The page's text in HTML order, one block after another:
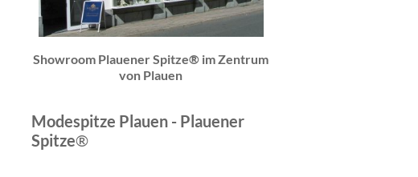
Showroom Plauener Spitze® im Zentrum
von Plauen
Modespitze Plauen - Plauener
Spitze®